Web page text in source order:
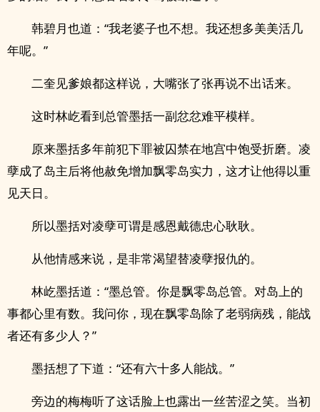
韩碧月也道：“我老婆子也不想。我还想多美美活几
年呢。”
二奎见爹娘都这样说，大嘴张了张再说不出话来。
这时林屹看到总管墨括一副忿忿难平模样。
原来墨括多年前犯下罪被囚禁在地宫中饱受折磨。凌
孽成了岛主后将他赦免增加飘零岛实力，这才让他得以重
见天日。
所以墨括对凌孽可谓是感恩戴德忠心耿耿。
从他情感来说，是非常渴望替凌孽报仇的。
林屹墨括道：“墨总管。你是飘零岛总管。对岛上的
事都心里有数。我问你，现在飘零岛除了老弱病残，能战
者还有多少人？”
墨括想了下道：“还有六十多人能战。”
旁边的梅梅听了这话脸上也露出一丝苦涩之笑。当初